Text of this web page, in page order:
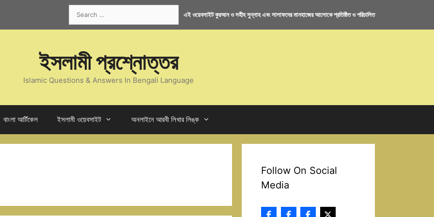
for:
এই ওয়েবসাইট কুরআন ও সহীহ সুন্নাহ এবং সালাফদের মানহাজের আলোকে প্রতিষ্ঠিত ও পরিচালিত
ইসলামী প্রশ্নোত্তর
Islamic Questions & Answers In Bengali Language
বাংলা আর্টিকেল ইসলামী ওয়েবসাইট অনলাইনে আরবী লিখার লিঙ্ক
Follow On Social
Media